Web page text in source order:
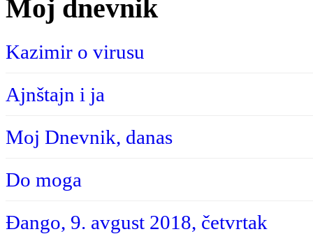
Moj dnevnik
Kazimir o virusu
Ajnštajn i ja
Moj Dnevnik, danas
Do moga
Đango, 9. avgust 2018, četvrtak